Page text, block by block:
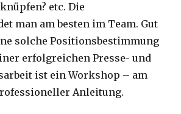
etc. Die
man am besten im Team. Gut
solche Positionsbestimmung
erfolgreichen Presse- und
ist ein Workshop – am
Anleitung.